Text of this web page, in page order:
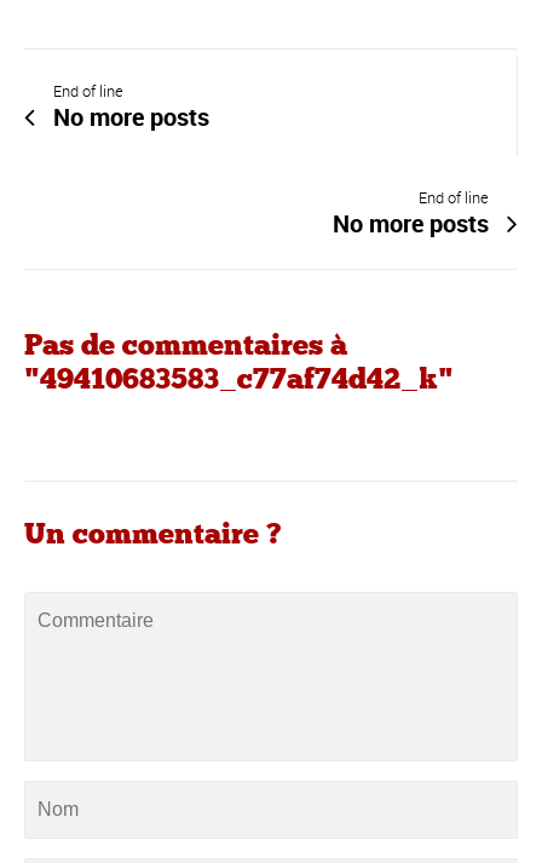
End of line
No more posts
End of line
No more posts
Pas de commentaires à
"49410683583_c77af74d42_k"
Un commentaire ?